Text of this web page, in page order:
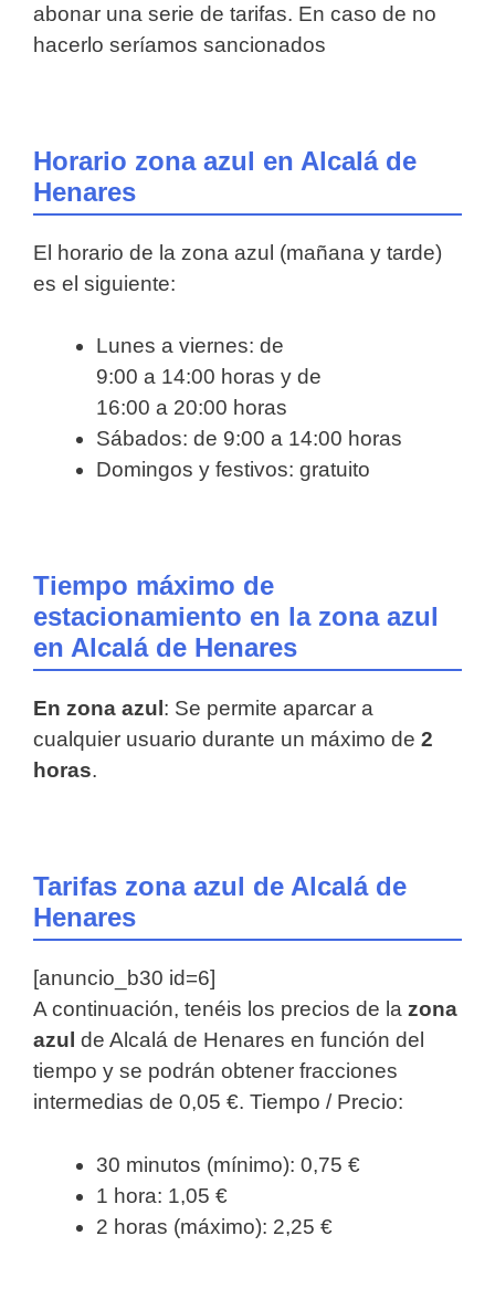
abonar una serie de tarifas. En caso de no
hacerlo seríamos sancionados
Horario zona azul en Alcalá de
Henares
El horario de la zona azul (mañana y tarde)
es el siguiente:
Lunes a viernes: de
9:00 a 14:00 horas y de
16:00 a 20:00 horas
Sábados: de 9:00 a 14:00 horas
Domingos y festivos: gratuito
Tiempo máximo de
estacionamiento en la zona azul
en Alcalá de Henares
En zona azul : Se permite aparcar a
cualquier usuario durante un máximo de 2
horas.
Tarifas zona azul de Alcalá de
Henares
[anuncio_b30 id=6]
A continuación, tenéis los precios de la zona
azul de Alcalá de Henares en función del
tiempo y se podrán obtener fracciones
intermedias de 0,05 €. Tiempo / Precio:
30 minutos (mínimo): 0,75 €
1 hora: 1,05 €
2 horas (máximo): 2,25 €